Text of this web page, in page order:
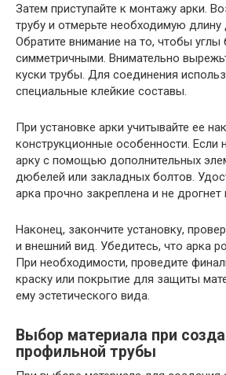
Затем приступайте к монтажу арки.
трубу и отмерьте необходимую длину
Обратите внимание на то, чтобы
симметричными. Внимательно
куски трубы. Для соединения
специальные клейкие составы.
При установке арки учитывайте ее
конструкционные особенности. Если
арку с помощью дополнительных
дюбелей или закладных болтов.
арка прочно закреплена и не дрогнет
Наконец, закончите установку,
и внешний вид. Убедитесь, что арка
При необходимости, проведите
краску или покрытие для защиты
ему эстетического вида.
Выбор материала при
профильной трубы